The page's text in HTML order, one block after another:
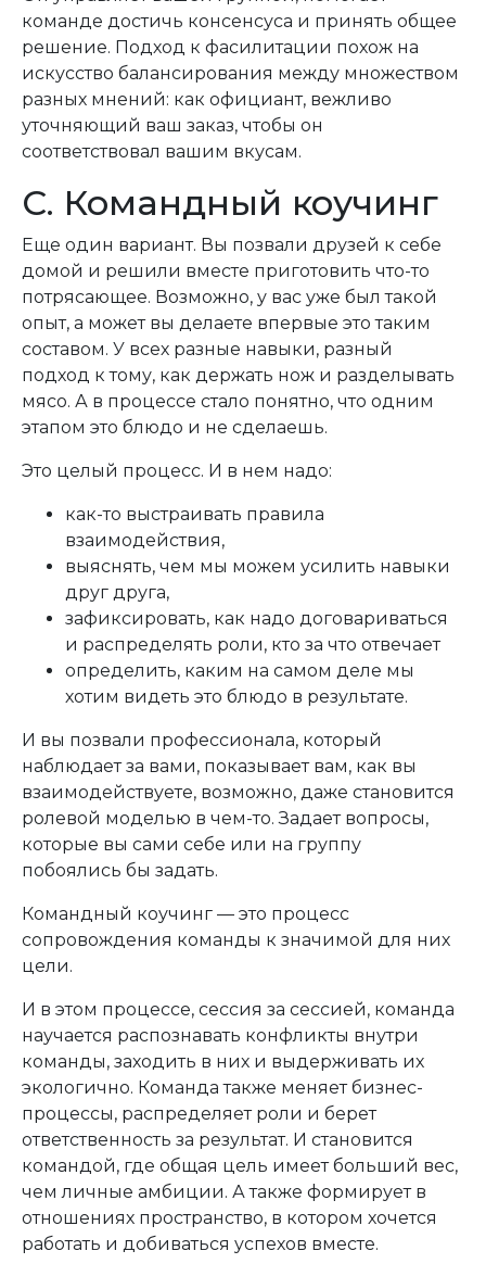
команде достичь консенсуса и принять общее
решение. Подход к фасилитации похож на
искусство балансирования между множеством
разных мнений: как официант, вежливо
уточняющий ваш заказ, чтобы он
соответствовал вашим вкусам.
C. Командный коучинг
Еще один вариант. Вы позвали друзей к себе
домой и решили вместе приготовить что-то
потрясающее. Возможно, у вас уже был такой
опыт, а может вы делаете впервые это таким
составом. У всех разные навыки, разный
подход к тому, как держать нож и разделывать
мясо. А в процессе стало понятно, что одним
этапом это блюдо и не сделаешь.
Это целый процесс. И в нем надо:
как-то выстраивать правила
взаимодействия,
выяснять, чем мы можем усилить навыки
друг друга,
зафиксировать, как надо договариваться
и распределять роли, кто за что отвечает
определить, каким на самом деле мы
хотим видеть это блюдо в результате.
И вы позвали профессионала, который
наблюдает за вами, показывает вам, как вы
взаимодействуете, возможно, даже становится
ролевой моделью в чем-то. Задает вопросы,
которые вы сами себе или на группу
побоялись бы задать.
Командный коучинг — это процесс
сопровождения команды к значимой для них
цели.
И в этом процессе, сессия за сессией, команда
научается распознавать конфликты внутри
команды, заходить в них и выдерживать их
экологично. Команда также меняет бизнес-
процессы, распределяет роли и берет
ответственность за результат. И становится
командой, где общая цель имеет больший вес,
чем личные амбиции. А также формирует в
отношениях пространство, в котором хочется
работать и добиваться успехов вместе.